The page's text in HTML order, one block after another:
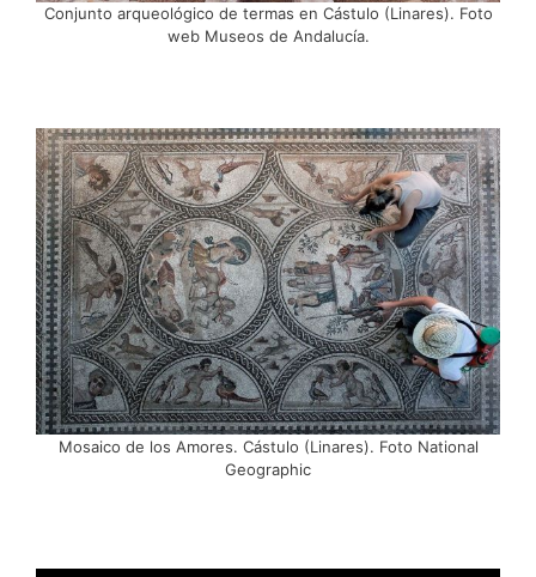
Conjunto arqueológico de termas en Cástulo (Linares). Foto
web Museos de Andalucía.
Mosaico de los Amores. Cástulo (Linares). Foto National
Geographic